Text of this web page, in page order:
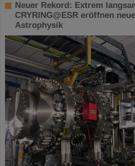
Neuer Rekord: Extrem
CRYRING@ESR eröffnen
Astrophysik